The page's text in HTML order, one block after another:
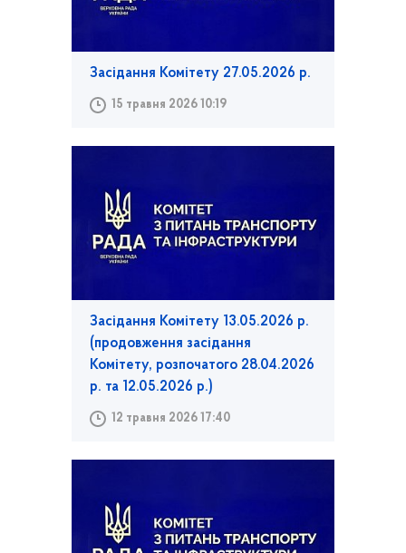
Засідання Комітету 27.05.2026 р.
15 травня 2026 10:19
Засідання Комітету 13.05.2026 р.
(продовження засідання
Комітету, розпочатого 28.04.2026
р. та 12.05.2026 р.)
12 травня 2026 17:40